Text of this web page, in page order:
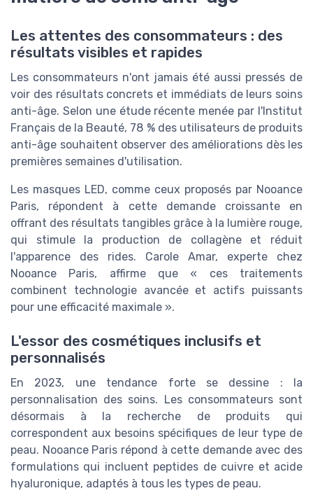
Les attentes des consommateurs : des
résultats visibles et rapides
Les consommateurs n'ont jamais été aussi pressés de
voir des résultats concrets et immédiats de leurs soins
anti-âge. Selon une étude récente menée par l'Institut
Français de la Beauté, 78 % des utilisateurs de produits
anti-âge souhaitent observer des améliorations dès les
premières semaines d'utilisation.
Les masques LED, comme ceux proposés par Nooance
Paris, répondent à cette demande croissante en
offrant des résultats tangibles grâce à la lumière rouge,
qui stimule la production de collagène et réduit
l'apparence des rides. Carole Amar, experte chez
Nooance Paris, affirme que « ces traitements
combinent technologie avancée et actifs puissants
pour une efficacité maximale ».
L'essor des cosmétiques inclusifs et
personnalisés
En 2023, une tendance forte se dessine : la
personnalisation des soins. Les consommateurs sont
désormais à la recherche de produits qui
correspondent aux besoins spécifiques de leur type de
peau. Nooance Paris répond à cette demande avec des
formulations qui incluent peptides de cuivre et acide
hyaluronique, adaptés à tous les types de peau.